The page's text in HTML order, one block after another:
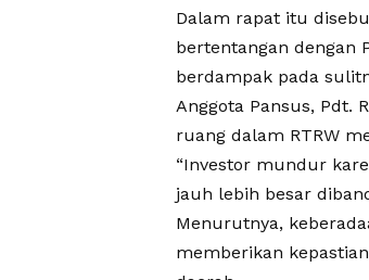
Dalam rapat itu
bertentangan dengan
berdampak pada
Anggota Pansus, Pdt.
ruang dalam RTRW
“Investor mundur
jauh lebih besar
Menurutnya,
memberikan